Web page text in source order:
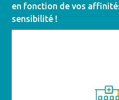
en fonction de vos
sensibilité !